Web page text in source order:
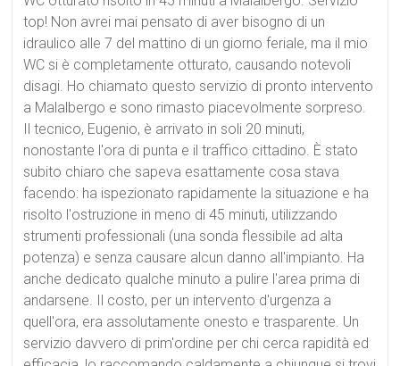
top! Non avrei mai pensato di aver bisogno di un
idraulico alle 7 del mattino di un giorno feriale, ma il mio
WC si è completamente otturato, causando notevoli
disagi. Ho chiamato questo servizio di pronto intervento
a Malalbergo e sono rimasto piacevolmente sorpreso.
Il tecnico, Eugenio, è arrivato in soli 20 minuti,
nonostante l'ora di punta e il traffico cittadino. È stato
subito chiaro che sapeva esattamente cosa stava
facendo: ha ispezionato rapidamente la situazione e ha
risolto l'ostruzione in meno di 45 minuti, utilizzando
strumenti professionali (una sonda flessibile ad alta
potenza) e senza causare alcun danno all'impianto. Ha
anche dedicato qualche minuto a pulire l'area prima di
andarsene. Il costo, per un intervento d'urgenza a
quell'ora, era assolutamente onesto e trasparente. Un
servizio davvero di prim'ordine per chi cerca rapidità ed